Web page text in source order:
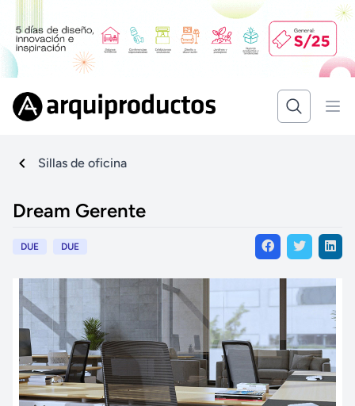
Sillas de oficina
Dream Gerente
DUE DUE